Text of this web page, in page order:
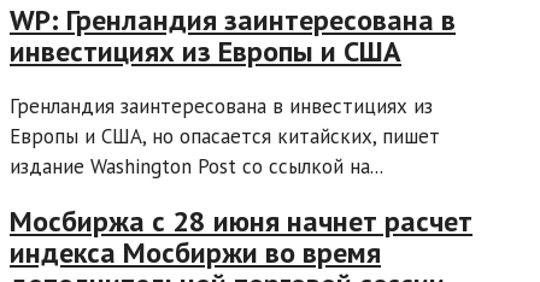
WP: Гренландия заинтересована в
инвестициях из Европы и США
Гренландия заинтересована в инвестициях из
Европы и США, но опасается китайских, пишет
издание Washington Post со ссылкой на...
Мосбиржа с 28 июня начнет расчет
индекса Мосбиржи во время